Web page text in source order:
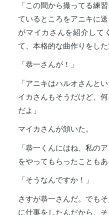
「この間から撮ってる練
ているところをアニキに
がマイカさんを紹介して
て、本格的な曲作りをした
「恭一さんが！」
「アニキはハルオさんと
イカさんもそうだけど、
だよ」
マイカさんが頷いた。
「恭一くんにはね、私の
をやってもらったこともあ
「そうなんですか！」
さすが恭一さんだ。でも
に仕事をしたんだから、